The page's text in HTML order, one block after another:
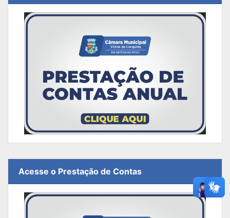
Acesse o Prestação de Contas